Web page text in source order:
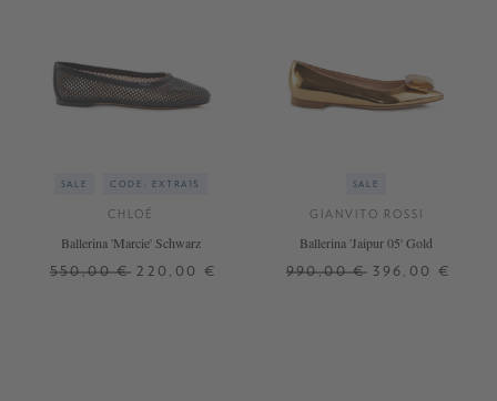
SALE CODE: EXTRA15
CHLOÉ
Ballerina 'Marcie' Schwarz
550,00 € 220,00 €
SALE
GIANVITO ROSSI
Ballerina 'Jaipur 05' Gold
990,00 € 396,00 €